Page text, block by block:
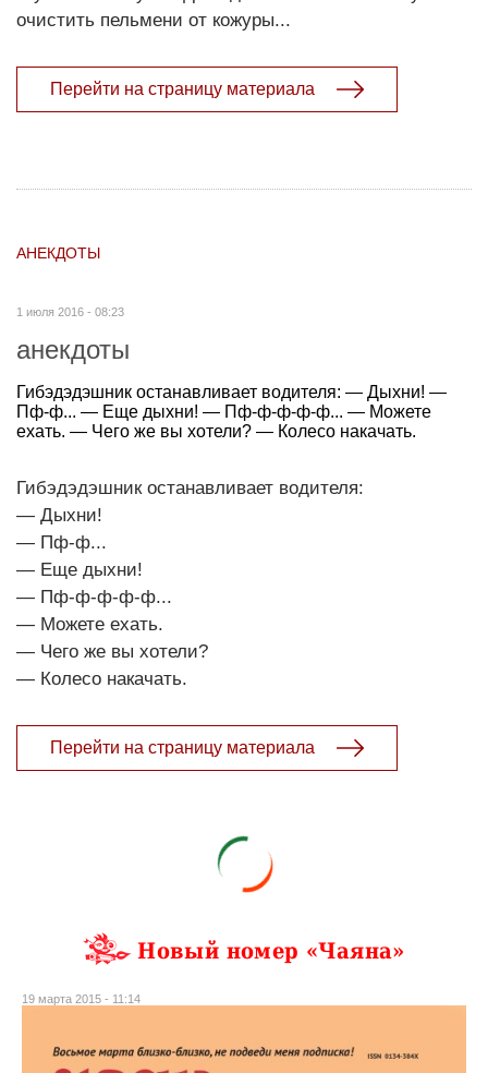
очистить пельмени от кожуры...
Перейти на страницу материала
АНЕКДОТЫ
1 июля 2016 - 08:23
анекдоты
Гибэдэдэшник останавливает водителя: — Дыхни! —
Пф-ф... — Еще дыхни! — Пф-ф-ф-ф-ф... — Можете
ехать. — Чего же вы хотели? — Колесо накачать.
Гибэдэдэшник останавливает водителя:
— Дыхни!
— Пф-ф...
— Еще дыхни!
— Пф-ф-ф-ф-ф...
— Можете ехать.
— Чего же вы хотели?
— Колесо накачать.
Перейти на страницу материала
Новый номер «Чаяна»
19 марта 2015 - 11:14